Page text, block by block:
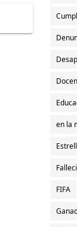
en la
FIFA